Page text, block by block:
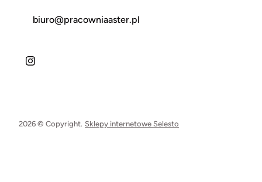
biuro@pracowniaaster.pl
2026 © Copyright. Sklepy internetowe Selesto